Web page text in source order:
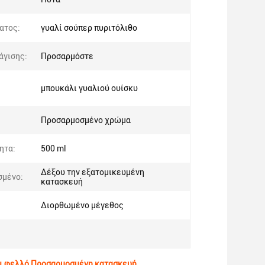
γυαλί σούπερ πυριτόλιθο
Προσαρμόστε
μπουκάλι γυαλιού ουίσκυ
Προσαρμοσμένο χρώμα
500 ml
Δέξου την εξατομικευμένη
κατασκευή
Διορθωμένο μέγεθος